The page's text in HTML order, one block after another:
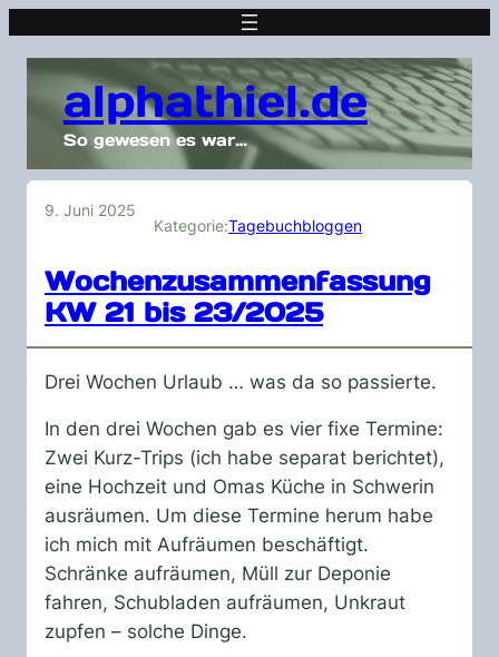
alphathiel.de
So gewesen es war…
9. Juni 2025
Kategorie:Tagebuchbloggen
Wochenzusammenfassung
KW 21 bis 23/2025
Drei Wochen Urlaub … was da so passierte.
In den drei Wochen gab es vier fixe Termine:
Zwei Kurz-Trips (ich habe separat berichtet),
eine Hochzeit und Omas Küche in Schwerin
ausräumen. Um diese Termine herum habe
ich mich mit Aufräumen beschäftigt.
Schränke aufräumen, Müll zur Deponie
fahren, Schubladen aufräumen, Unkraut
zupfen – solche Dinge.